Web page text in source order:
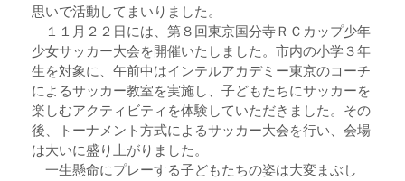
思いで活動してまいりました。
１１月２２日には、第８回東京国分寺ＲＣカップ少年
少女サッカー大会を開催いたしました。市内の小学３年
生を対象に、午前中はインテルアカデミー東京のコーチ
によるサッカー教室を実施し、子どもたちにサッカーを
楽しむアクティビティを体験していただきました。その
後、トーナメント方式によるサッカー大会を行い、会場
は大いに盛り上がりました。
一生懸命にプレーする子どもたちの姿は大変まぶし